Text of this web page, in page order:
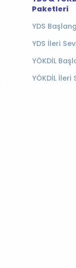
Paketleri
YDS
YDS İleri
YÖKDİL
YÖKDİL İleri